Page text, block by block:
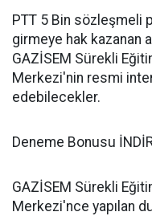
PTT 5 Bin sözleşmeli
girmeye hak kazanan
GAZİSEM Sürekli
Merkezi'nin resmi
edebilecekler.
Deneme Bonusu
GAZİSEM Sürekli
Merkezi'nce yapılan